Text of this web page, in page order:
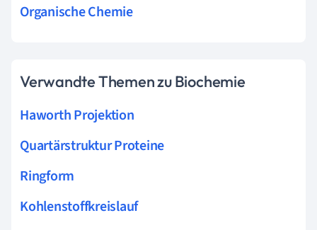
Organische Chemie
Verwandte Themen zu Biochemie
Haworth Projektion
Quartärstruktur Proteine
Ringform
Kohlenstoffkreislauf